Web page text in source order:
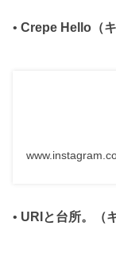
• Crepe Hello（キ
• URIと台所。（